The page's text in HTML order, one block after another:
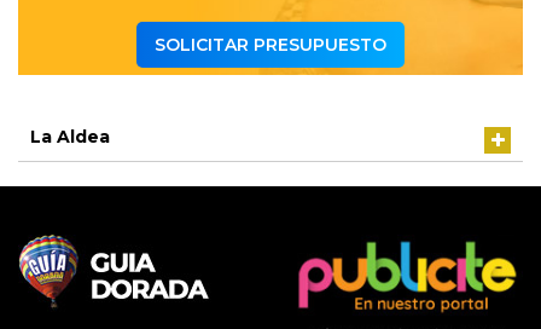
SOLICITAR PRESUPUESTO
La Aldea